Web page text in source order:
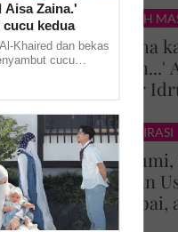
KISAH
'Terima
Azhar
luahan
INSPIRASI
'Doa
Impian
tercapai,
Universiti
Zaina.'
kedua
Khaired dan bekas
cucu